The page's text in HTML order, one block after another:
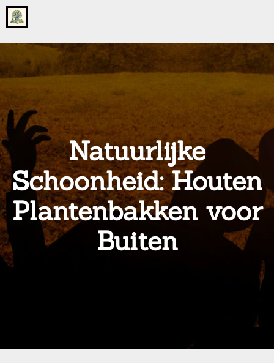
Go
to
home
onsgrotegezin.nl
Natuurlijke
Schoonheid: Houten
Plantenbakken voor
Buiten